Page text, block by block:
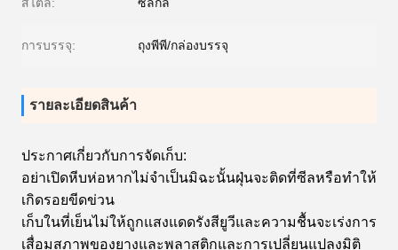
การบรรจุ: ถุงพีพี/กล่องบรรจุ
รายละเอียดสินค้า
ประกาศเกี่ยวกับการจัดเก็บ:
อย่าเปิดหีบห่อหากไม่จำเป็นมิฉะนั้นฝุ่นจะติดที่ซีลหรือทำให้
เกิดรอยขีดข่วน
เก็บในที่เย็นไม่ให้ถูกแสงแดดรังสียูวีและความชื้นจะเร่งการ
เสื่อมสภาพของยางและพลาสติกและการเปลี่ยนแปลงมิติ